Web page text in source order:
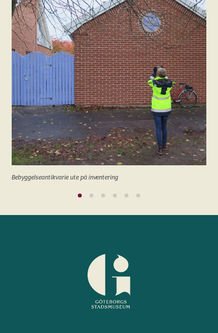
Bebyggelseantikvarie ute på inventering